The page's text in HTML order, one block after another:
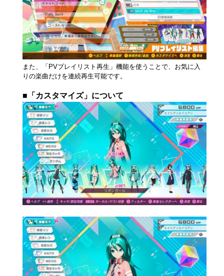
また、「PVプレイリスト再生」機能を使うことで、お気に入
りの楽曲だけを連続再生可能です。
■「カスタマイズ」について